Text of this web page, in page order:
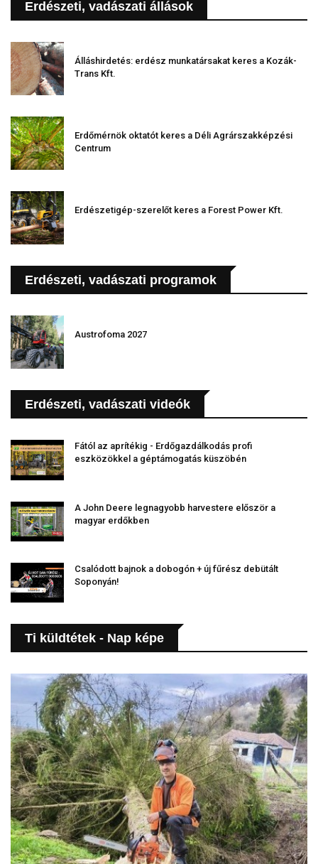
Erdészeti, vadászati állások
Álláshirdetés: erdész munkatársakat keres a Kozák-
Trans Kft.
Erdőmérnök oktatót keres a Déli Agrárszakképzési
Centrum
Erdészetigép-szerelőt keres a Forest Power Kft.
Erdészeti, vadászati programok
Austrofoma 2027
Erdészeti, vadászati videók
Fától az aprítékig - Erdőgazdálkodás profi
eszközökkel a géptámogatás küszöbén
A John Deere legnagyobb harvestere először a
magyar erdőkben
Csalódott bajnok a dobogón + új fűrész debütált
Soponyán!
Ti küldtétek - Nap képe